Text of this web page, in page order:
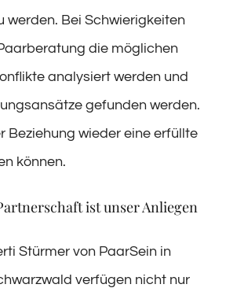
werden. Bei Schwierigkeiten
die möglichen
analysiert werden und
gefunden werden.
Beziehung wieder eine erfüllte
können.
ist unser Anliegen
Stürmer von PaarSein in
verfügen nicht nur